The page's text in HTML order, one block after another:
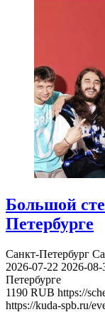
Большой
Петербурге
Санкт-Петербург
2026-07-22 2026-08-
Петербурге
1190 RUB https://
https://kuda-spb.ru/